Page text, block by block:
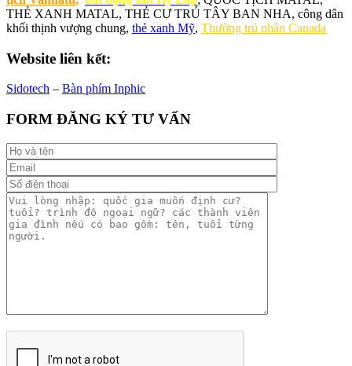
THẺ XANH MATAL, THẺ CƯ TRÚ TÂY BAN NHA, công dân
khối thịnh vượng chung, thẻ xanh Mỹ, Thường trú nhân Canada
Website liên kết:
Sidotech – Bàn phím Inphic
FORM ĐĂNG KÝ TƯ VẤN